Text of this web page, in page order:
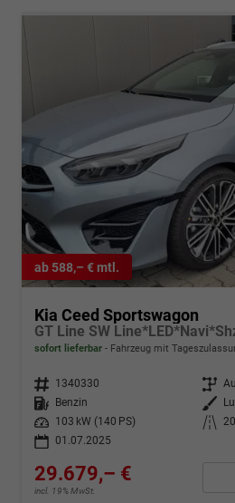
ab 588,– € mtl.
Kia Ceed Sportswagon
GT Line SW
sofort lieferbar Fahrzeug mit
Fahrzeugnr. 1340330 Getriebe
Kraftstoff
Benzin Außenfarbe
Leistung
103 kW (140 PS) Kilometerstand
01.07.2025
29.679,– €
incl. 19% MwSt.